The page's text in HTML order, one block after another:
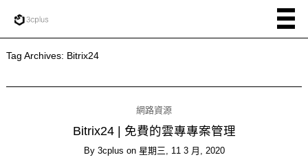
Tag Archives: Bitrix24
網路資源
Bitrix24 | 免費的雲專專案管理
By 3cplus on 星期三, 11 3 月, 2020